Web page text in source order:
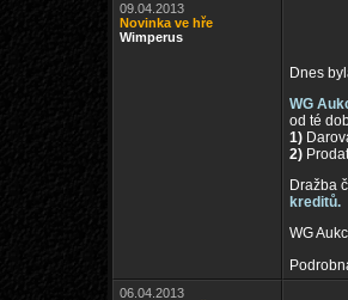
09.04.2013
Novinka ve hře
Wimperus
Dnes
WG
od té
1)
2)
Dražba
kreditů.
WG
06.04.2013